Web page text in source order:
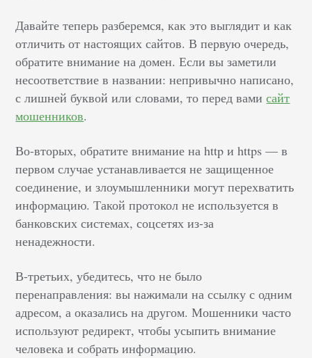
Давайте теперь разберемся, как это выглядит и как
отличить от настоящих сайтов. В первую очередь,
обратите внимание на домен. Если вы заметили
несоответствие в названии: непривычно написано,
с лишней буквой или словами, то перед вамисайт
мошенников.
Во-вторых, обратите внимание на http и https — в
первом случае устанавливается не защищенное
соединение, и злоумышленники могут перехватить
информацию. Такой протокол не используется в
банковских системах, соцсетях из-за
ненадежности.
В-третьих, убедитесь, что не было
перенаправления: вы нажимали на ссылку с одним
адресом, а оказались на другом. Мошенники часто
используют редирект, чтобы усыпить внимание
человека и собрать информацию.